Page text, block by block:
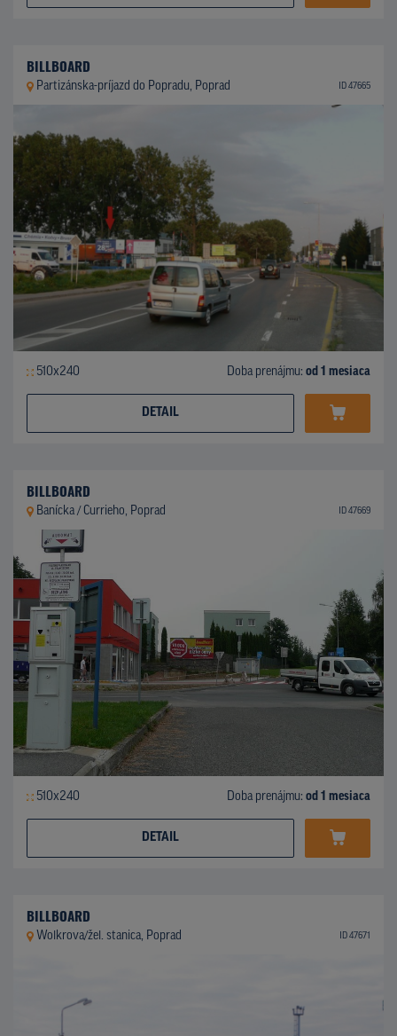
BILLBOARD
Partizánska-príjazd do Popradu, Poprad ID 47665
510x240 Doba prenájmu: od 1 mesiaca
DETAIL
BILLBOARD
Banícka / Currieho, Poprad ID 47669
510x240 Doba prenájmu: od 1 mesiaca
DETAIL
BILLBOARD
Wolkrova/žel. stanica, Poprad ID 47671